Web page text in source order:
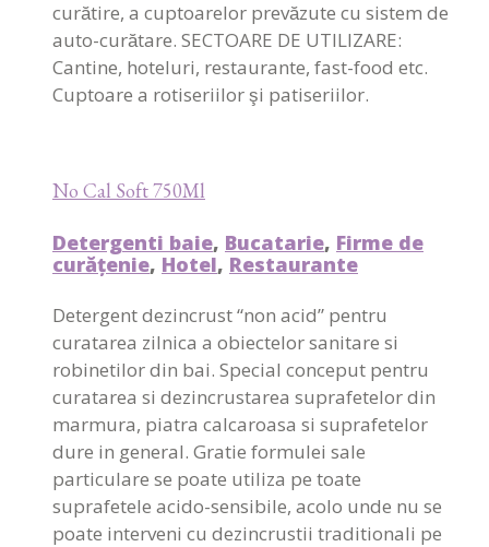
curătire, a cuptoarelor prevăzute cu sistem de
auto-curătare. SECTOARE DE UTILIZARE:
Cantine, hoteluri, restaurante, fast-food etc.
Cuptoare a rotiseriilor şi patiseriilor.
No Cal Soft 750Ml
Detergenti baie, Bucatarie, Firme de
curățenie, Hotel, Restaurante
Detergent dezincrust “non acid” pentru
curatarea zilnica a obiectelor sanitare si
robinetilor din bai. Special conceput pentru
curatarea si dezincrustarea suprafetelor din
marmura, piatra calcaroasa si suprafetelor
dure in general. Gratie formulei sale
particulare se poate utiliza pe toate
suprafetele acido-sensibile, acolo unde nu se
poate interveni cu dezincrustii traditionali pe